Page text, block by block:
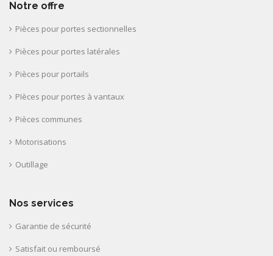
Notre offre
Pièces pour portes sectionnelles
Pièces pour portes latérales
Pièces pour portails
PIèces pour portes à vantaux
Pièces communes
Motorisations
Outillage
Nos services
Garantie de sécurité
Satisfait ou remboursé